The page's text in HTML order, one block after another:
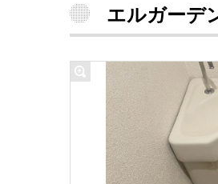
エルガーデ